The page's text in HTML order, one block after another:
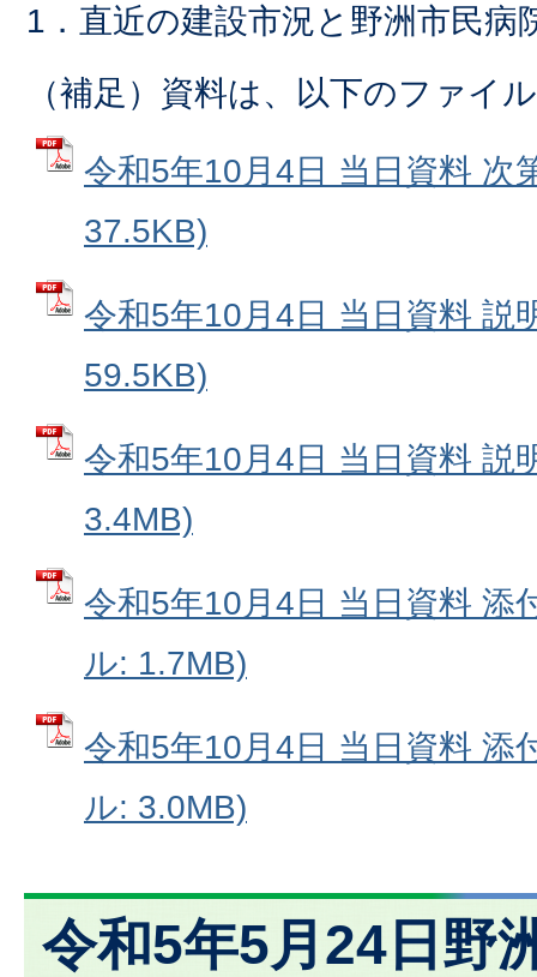
1．直近の建設市況と野洲市民病
（補足）資料は、以下のファイ
令和5年10月4日 当日資料 次
37.5KB)
令和5年10月4日 当日資料 説
59.5KB)
令和5年10月4日 当日資料 説
3.4MB)
令和5年10月4日 当日資料 添
ル: 1.7MB)
令和5年10月4日 当日資料 添
ル: 3.0MB)
令和5年5月24日野